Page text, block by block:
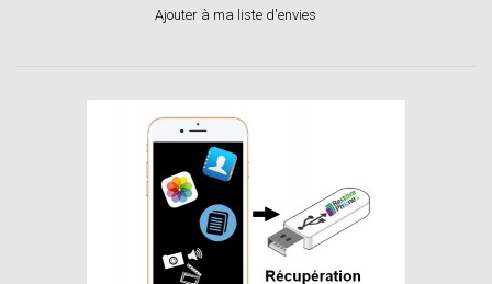
Ajouter à ma liste d'envies